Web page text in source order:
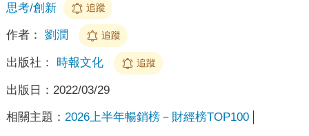
思考/創新
追蹤
作者： 劉潤 追蹤
出版社： 時報文化 追蹤
出版日： 2022/03/29
相關主題： 2026上半年暢銷榜－財經榜TOP100